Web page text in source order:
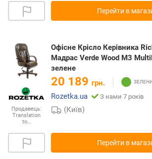
Перейти в
Продавець:
Translation
to…
Офісне Крісло Керівника
Мадрас Verde Wood М3
зелене
20 189 грн.
Rozetka.ua
З нами 7 років
(Київ)
Перейти в